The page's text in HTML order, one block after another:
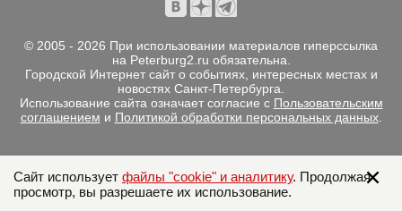
© 2005 - 2026 При использовании материалов гиперссылка
на Peterburg2.ru обязательна.
Городской Интернет сайт о событиях, интересных местах и
новостях Санкт-Петербурга.
Использование сайта означает согласие с Пользовательским
соглашением и Политикой обработки персональных данных.
Сайт использует файлы "cookie" и аналитику. Продолжая
просмотр, вы разрешаете их использование.